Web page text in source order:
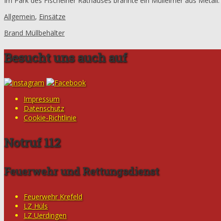
Allgemein, Einsätze
Brand Müllbehälter
Besucht uns auch auf
Impressum
Datenschutz
Cookie-Richtlinie
Notruf 112
Feuerwehr und Rettungsdienst
Feuerwehr Krefeld
LZ Hüls
LZ Uerdingen